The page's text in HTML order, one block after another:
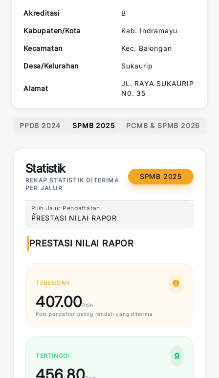
Akreditasi B
Kabupaten/Kota Kab. Indramayu
Kecamatan Kec. Balongan
Desa/Kelurahan Sukaurip
Alamat
JL. RAYA SUKAURIP
N0. 35
PPDB 2024 SPMB 2025 PCMB & SPMB 2026
Statistik
REKAP STATISTIK DITERIMA
PER JALUR
SPMB 2025
Pilih Jalur Pendaftaran
Pilih Jalur Pendaftaran
PRESTASI NILAI RAPOR
PRESTASI NILAI RAPOR
TERENDAH
407.00Poin
Poin pendaftar paling rendah yang diterima
TERTINGGI